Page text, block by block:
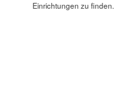
Einrichtungen zu finden.